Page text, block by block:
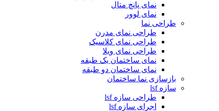
نمای پانچ متال
نمای لوور
طراحی نما
طراحی نمای مدرن
طراحی نمای کلاسیک
طراحی نمای ویلا
نمای ساختمان یک طبقه
نمای ساختمان دو طبقه
بازسازی نما ساختمان
سازه lsf
طراحی سازه lsf
اجرای سازه lsf